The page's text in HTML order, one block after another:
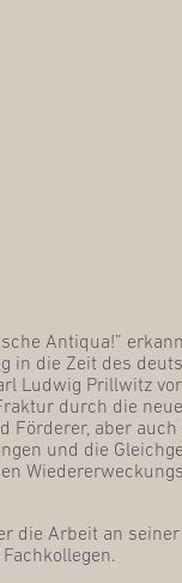
Anti­qua!”
in die Zeit des
Lud­wig Pril­l­witz
durch die
För­de­rer, aber
und die
die Arbeit an sei­ner